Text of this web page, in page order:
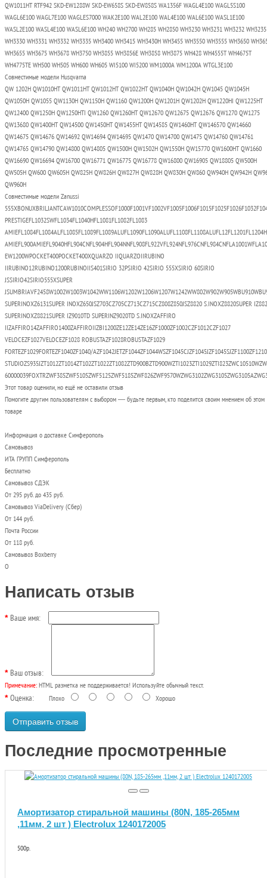
QW1011HT RTF942 SKD-EW1288W SKD-EW658S SKD-EW858S WA1356F WAGL4E100 WAGL5S100
WAGL6E100 WAGL7E100 WAGLES7000 WAK2E100 WAL2E100 WAL4E100 WAL6E100 WASL1E100
WASL2E100 WASL4E100 WASL6E100 WH240 WH2700 WH285 WH2850 WH3230 WH3231 WH3232 WH3235
WH3330 WH3331 WH3332 WH3335 WH3400 WH3415 WH3430H WH3455 WH3550 WH3555 WH3650
WH3655 WH3675 WH3678 WH3750 WH3855 WH3856E WH3858 WH3875 WH428 WH4555T WH4675T
WH4775TE WH500 WH505 WH600 WH605 WI5100 WI5200 WM1000A WM1200A WTGL3E100
Совместимые модели Husqvarna
QW 1202H QW1010HT QW1011HT QW1012HT QW1022HT QW1040H QW1042H QW1045 QW1045H
QW1050H QW1055 QW1130H QW1150H QW1160 QW1200H QW1201H QW1202H QW1220HI QW1225HT
QW12400 QW1250H QW1250HTI QW1260 QW1260HT QW12670 QW12675 QW12676 QW1270 QW1275
QW13680 QW1400HT QW14500 QW1450HT QW1455HT QW14585 QW1460HT QW146570 QW14660
QW14675 QW14676 QW14692 QW14694 QW14695 QW1470 QW14700 QW1475 QW14760 QW14761
QW14765 QW14790 QW14800 QW14805 QW1500H QW1502H QW1550H QW15770 QW1600HT QW1660
QW16690 QW16694 QW16700 QW16771 QW16775 QW16778 QW16800 QW16905 QW18805 QW500H
QW505H QW600 QW605H QW825H QW826H QW827H QW828H QW830H QW860 QW940H QW942H
QW960H
Совместимые модели Zanussi
PRESTIGEFL1032SWFL1034FL1040HFL1081FL1082FL1083
EW1200WPOCKET400POCKET400XQUARZO IIQUARZOIIRUBINO
IIRUBINO12RUBINO1200RUBINOIIS401SIRIO 32PSIRIO 42SIRIO 555XSIRIO 60SIRIO
JSSIRIO42SIRIO555XSUPER
SUPERINOXZ6131SUPER INOXZ650JSZ703CZ705CZ713CZ715CZ808Z850JSZ8820 S.INOXZ8820SUPER
SUPERINOXZ8821SUPER IZ9010TD SUPERINZ9020TD S.INOXZAFFIRO
IIZAFFIRO14ZAFFIRO1400ZAFFIROIIZBI1200ZE12ZE14ZE16ZF1000ZF1002CZF1012CZF1027
VELOCEZF1027VELOCEZF1028 ROBUSTAZF1028ROBUSTAZF1029
FORTEZF1029FORTEZF1040ZF1040/
Этот товар оценили, но ещё не оставили отзыв
Помогите другим пользователям с выбором — будьте первым, кто поделится своим мнением об этом
товаре
Информация о доставке Симферополь
Самовывоз
ИТА ГРУПП Симферополь
Бесплатно
Самовывоз СДЭК
От 295 руб. до 435 руб.
Самовывоз ViaDelivery (Сбер)
От 144 руб.
Почта России
От 118 руб.
Самовывоз Boxberry
О
Написать отзыв
Ваше имя:
Ваш отзыв:
Примечание: HTML разметка не поддерживается! Используйте обычный текст.
Оценка: Плохо Хорошо
Отправить отзыв
Последние просмотренные
Амортизатор стиральной машины (80N, 185-265мм
,11мм, 2 шт ) Electrolux 1240172005
500р.